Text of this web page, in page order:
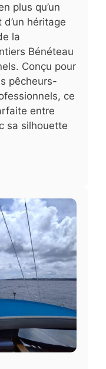
plus qu’un
héritage
la
Bénéteau
Conçu pour
pêcheurs-
ce
entre
sa silhouette